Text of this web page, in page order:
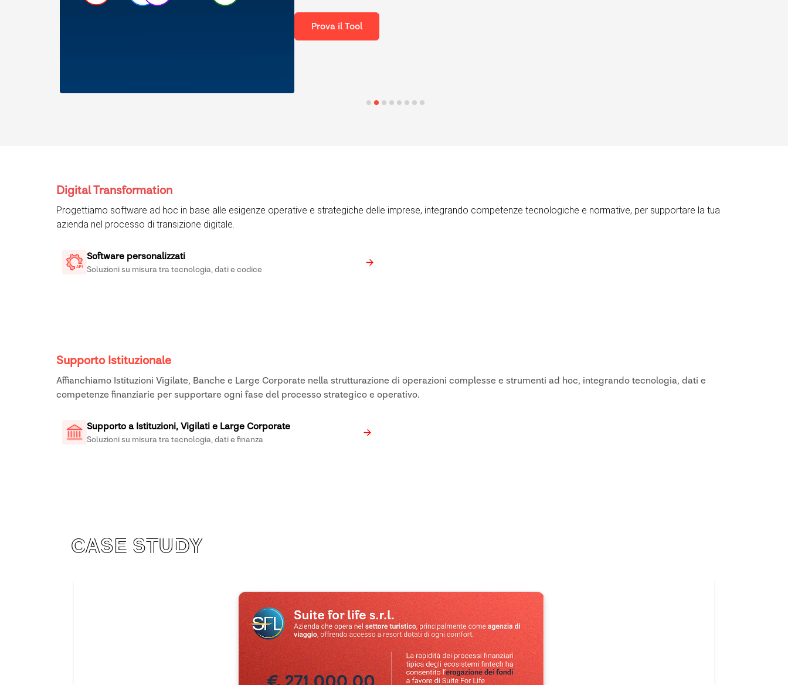
Prova il Tool
Digital Transformation
Progettiamo software ad hoc in base alle esigenze operative e strategiche delle imprese, integrando competenze tecnologiche e normative, per supportare la tua
azienda nel processo di transizione digitale.
Software personalizzati
Soluzioni su misura tra tecnologia, dati e codice
Supporto Istituzionale
Affianchiamo Istituzioni Vigilate, Banche e Large Corporate nella strutturazione di operazioni complesse e strumenti ad hoc, integrando tecnologia, dati e
competenze finanziarie per supportare ogni fase del processo strategico e operativo.
Supporto a Istituzioni, Vigilati e Large Corporate
Soluzioni su misura tra tecnologia, dati e finanza
Case study